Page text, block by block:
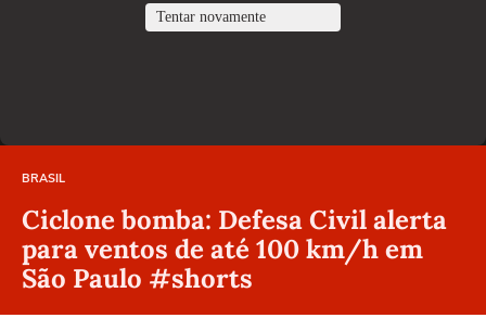
BRASIL
Ciclone bomba: Defesa Civil alerta
para ventos de até 100 km/h em
São Paulo #shorts